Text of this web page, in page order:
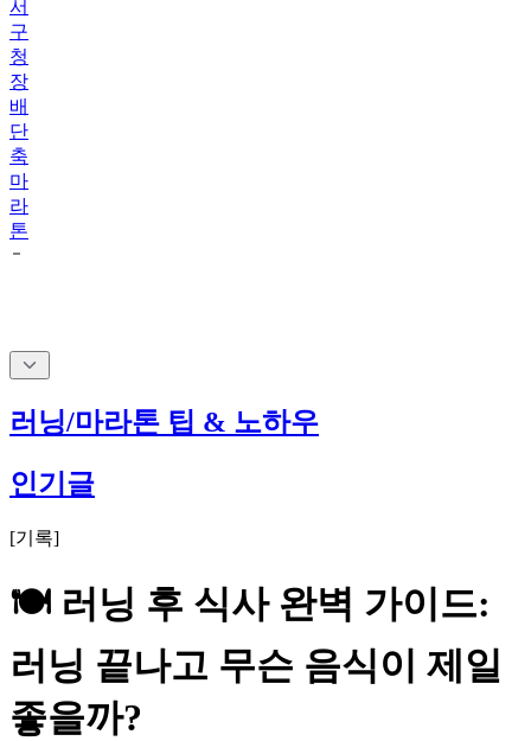
청
장
배
단
축
마
라
톤
러닝/마라톤 팁 & 노하우
인기글
[기록]
🍽️ 러닝 후 식사 완벽 가이드:
러닝 끝나고 무슨 음식이 제일
좋을까?